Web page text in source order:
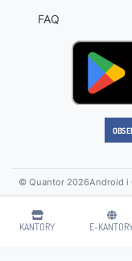
KANTORY E-
FAQ
© Quantor 2026Android i